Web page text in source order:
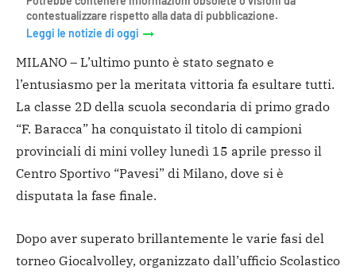
contestualizzare rispetto alla data di pubblicazione.
Leggi le notizie di oggi
MILANO – L’ultimo punto è stato segnato e
l’entusiasmo per la meritata vittoria fa esultare tutti.
La classe 2D della scuola secondaria di primo grado
“F. Baracca” ha conquistato il titolo di campioni
provinciali di mini volley lunedì 15 aprile presso il
Centro Sportivo “Pavesi” di Milano, dove si è
disputata la fase finale.
Dopo aver superato brillantemente le varie fasi del
torneo Giocalvolley, organizzato dall’ufficio Scolastico